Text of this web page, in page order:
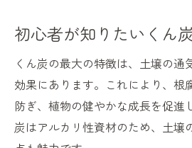
初心者が知りたいくん
くん炭の最大の特徴は、土壌の通
効果にあります。これにより、根
防ぎ、植物の健やかな成長を促進
炭はアルカリ性資材のため、土壌